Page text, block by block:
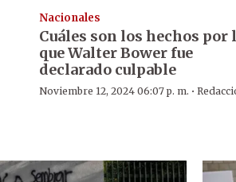
Nacionales
Cuáles son los hechos por
que Walter Bower fue
declarado culpable
Noviembre 12, 2024 06:07 p. m. ·